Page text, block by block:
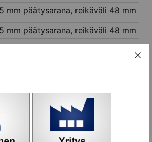
[688340]
[688345]